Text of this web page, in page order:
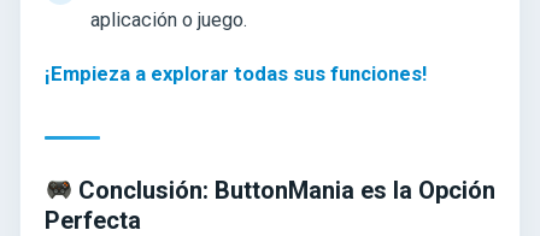
aplicación o juego.
¡Empieza a explorar todas sus funciones!
Conclusión: ButtonMania es la Opción
Perfecta